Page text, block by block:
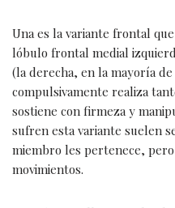
Una es la variante frontal
lóbulo frontal medial
(la derecha, en la mayoría
compulsivamente realiza
sostiene con firmeza y
sufren esta variante suelen
miembro les pertenece,
movimientos.